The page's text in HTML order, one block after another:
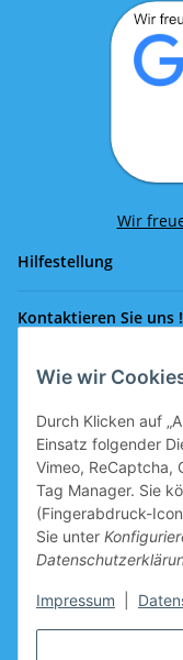
Wie wir
Durch Klicken auf
Einsatz folgender
Vimeo, ReCaptcha,
Tag Manager. Sie
(Fingerabdruck-
Sie unter
Impressum
Wir
Hilfestellung
Kontaktieren Sie uns !
Rufen
Mitglied der WKO
Informationen
Neukundengutschein